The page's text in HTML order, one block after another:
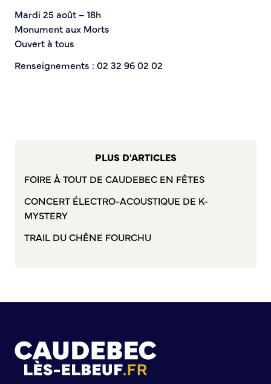
Mardi 25 août – 18h
Monument aux Morts
Ouvert à tous
Renseignements : 02 32 96 02 02
PLUS D'ARTICLES
FOIRE À TOUT DE CAUDEBEC EN FÊTES
CONCERT ÉLECTRO-ACOUSTIQUE DE K-
MYSTERY
TRAIL DU CHÊNE FOURCHU
Aide à l’installation d’alarmes
Horaires pour le bricolage et le jardinage
DÉCOUVRIR SORTIR
Histoire de la ville
Patrimoine historique
Cadre de vie
Entretien durable des espaces verts
Concours des maisons et balcons fleuris
Entretien des haies